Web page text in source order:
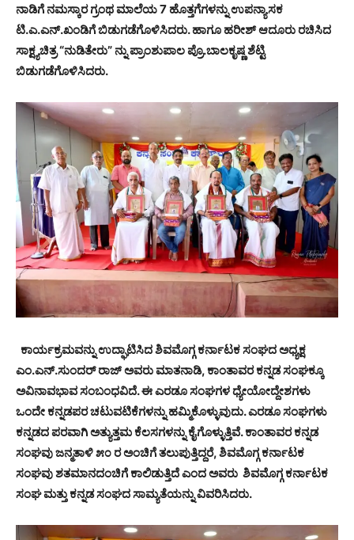
ನಾಡಿಗೆ ನಮಸ್ಕಾರ ಗ್ರಂಥ ಮಾಲೆಯ 7 ಹೊತ್ತಗೆಗಳನ್ನು ಉಪನ್ಯಾಸಕ
ಟಿ.ಎ.ಎನ್.ಖಂಡಿಗೆ ಬಿಡುಗಡೆಗೊಳಿಸಿದರು. ಹಾಗೂ ಹರೀಶ್ ಆದೂರು ರಚಿಸಿದ
ಸಾಕ್ಷ್ಯಚಿತ್ರ “ನುಡಿತೇರು” ನ್ನು ಪ್ರಾಂಶುಪಾಲ ಪ್ರೊ.ಬಾಲಕೃಷ್ಣ ಶೆಟ್ಟಿ
ಬಿಡುಗಡೆಗೊಳಿಸಿದರು.
ಕಾರ್ಯಕ್ರಮವನ್ನು ಉದ್ಘಾಟಿಸಿದ ಶಿವಮೊಗ್ಗ ಕರ್ನಾಟಕ ಸಂಘದ ಅಧ್ಯಕ್ಷ
ಎಂ.ಎನ್.ಸುಂದರ್ ರಾಜ್ ಅವರು ಮಾತನಾಡಿ, ಕಾಂತಾವರ ಕನ್ನಡ ಸಂಘಕ್ಕೂ
ಅವಿನಾವಭಾವ ಸಂಬಂಧವಿದೆ. ಈ ಎರಡೂ ಸಂಘಗಳ ಧ್ಯೇಯೋದ್ದೇಶಗಳು
ಒಂದೇ ಕನ್ನಡಪರ ಚಟುವಟಿಕೆಗಳನ್ನು ಹಮ್ಮಿಕೊಳ್ಳುವುದು. ಎರಡೂ ಸಂಘಗಳು
ಕನ್ನಡದ ಪರವಾಗಿ ಅತ್ಯುತ್ತಮ ಕೆಲಸಗಳನ್ನು ಕೈಗೊಳ್ಳುತ್ತಿವೆ. ಕಾಂತಾವರ ಕನ್ನಡ
ಸಂಘವು ಜನ್ಮತಾಳಿ ೫೦ ರ ಅಂಚಿಗೆ ತಲುಪುತ್ತಿದ್ದರೆ, ಶಿವಮೊಗ್ಗ ಕರ್ನಾಟಕ
ಸಂಘವು ಶತಮಾನದಂಚಿಗೆ ಕಾಲಿಡುತ್ತಿದೆ ಎಂದ ಅವರು ಶಿವಮೊಗ್ಗ ಕರ್ನಾಟಕ
ಸಂಘ ಮತ್ತು ಕನ್ನಡ ಸಂಘದ ಸಾಮ್ಯತೆಯನ್ನು ವಿವರಿಸಿದರು.